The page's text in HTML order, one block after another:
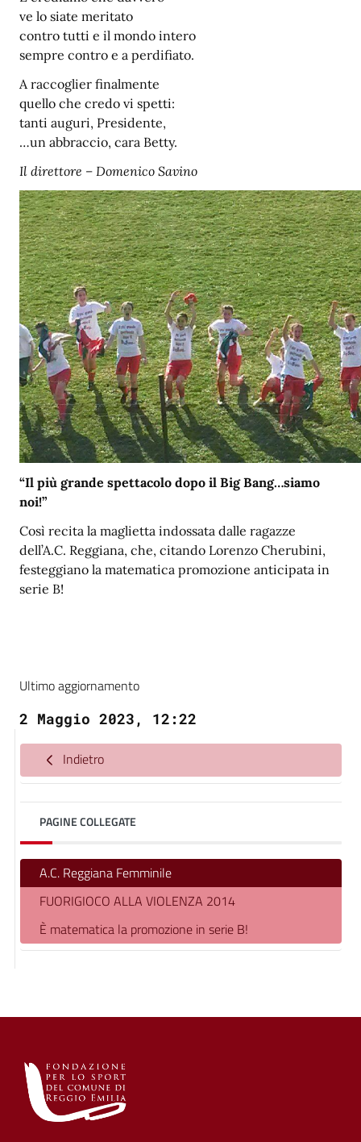
ve lo siate meritato
contro tutti e il mondo intero
sempre contro e a perdifiato.
A raccoglier finalmente
quello che credo vi spetti:
tanti auguri, Presidente,
…un abbraccio, cara Betty.
Il direttore – Domenico Savino
“Il più grande spettacolo dopo il Big Bang…siamo
noi!”
Così recita la maglietta indossata dalle ragazze
dell’A.C. Reggiana, che, citando Lorenzo Cherubini,
festeggiano la matematica promozione anticipata in
serie B!
Ultimo aggiornamento
2 Maggio 2023, 12:22
Indietro
PAGINE COLLEGATE
A.C. Reggiana Femminile
FUORIGIOCO ALLA VIOLENZA 2014
È matematica la promozione in serie B!